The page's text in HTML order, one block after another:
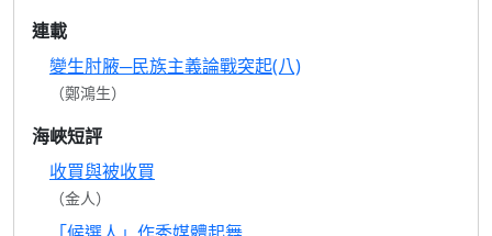
連載
變生肘腋─民族主義論戰突起(八)
（鄭鴻生）
海峽短評
收買與被收買
（金人）